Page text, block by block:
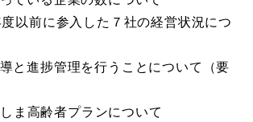
以前に参入した７社の経営状況につ
と進捗管理を行うことについて（要
ま高齢者プランについて